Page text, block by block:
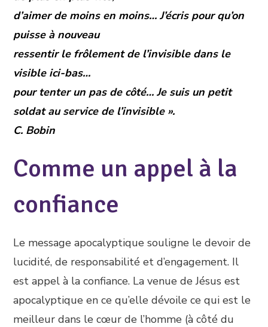
d’aimer de moins en moins… J’écris pour qu’on
puisse à nouveau
ressentir le frôlement de l’invisible dans le
visible ici-bas…
pour tenter un pas de côté… Je suis un petit
soldat au service de l’invisible ».
C. Bobin
Comme un appel à la
confiance
Le message apocalyptique souligne le devoir de
lucidité, de responsabilité et d’engagement. Il
est appel à la confiance. La venue de Jésus est
apocalyptique en ce qu’elle dévoile ce qui est le
meilleur dans le cœur de l’homme (à côté du